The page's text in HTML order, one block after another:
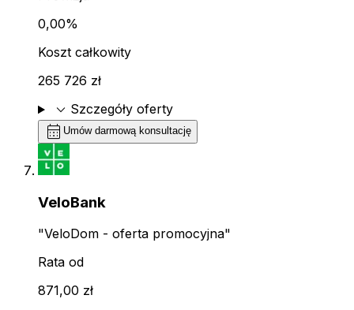
0,00%
Koszt całkowity
265 726 zł
expand_more Szczegóły oferty
calendar_month Umów darmową konsultację
VeloBank
"VeloDom - oferta promocyjna"
Rata od
871,00 zł